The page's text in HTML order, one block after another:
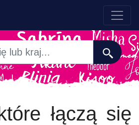
łączą się